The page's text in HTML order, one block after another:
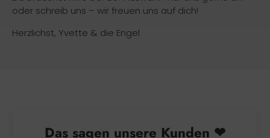
oder schreib uns – wir freuen uns auf dich!
Herzlichst, Yvette & die Engel
Das sagen unsere Kunden ❤